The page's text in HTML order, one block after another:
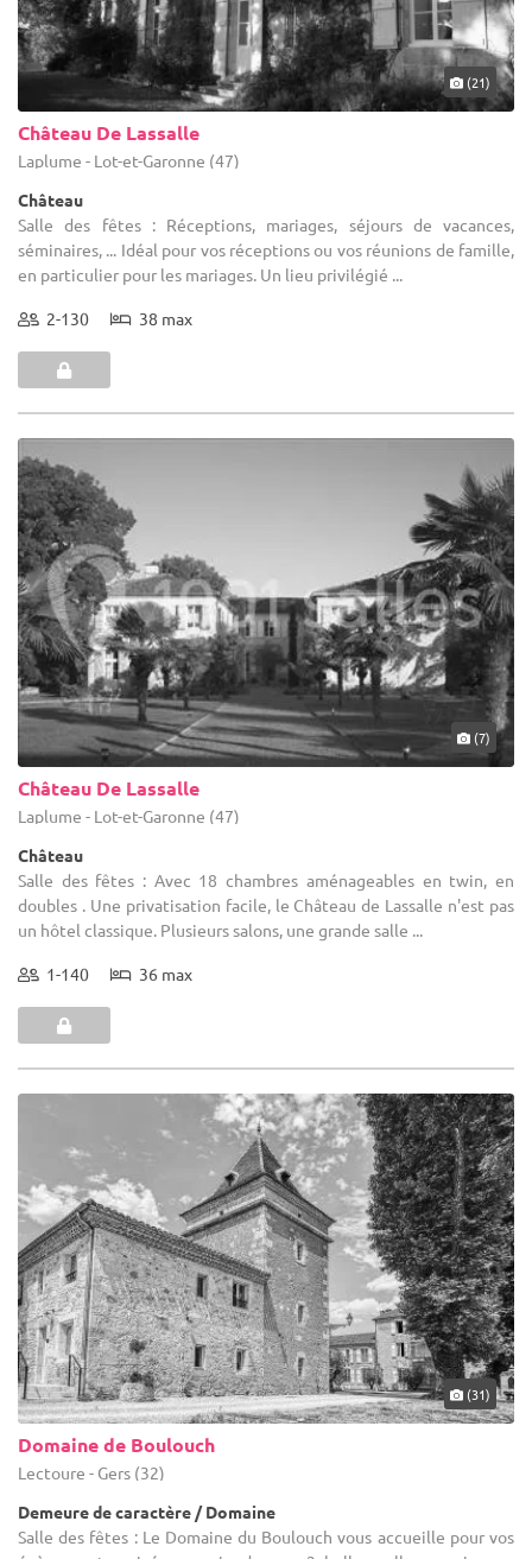
(21)
Château De Lassalle
Laplume - Lot-et-Garonne (47)
Château
Salle des fêtes : Réceptions, mariages, séjours de vacances,
séminaires, ... Idéal pour vos réceptions ou vos réunions de famille,
en particulier pour les mariages. Un lieu privilégié ...
2-130 38 max
(7)
Château De Lassalle
Laplume - Lot-et-Garonne (47)
Château
Salle des fêtes : Avec 18 chambres aménageables en twin, en
doubles . Une privatisation facile, le Château de Lassalle n'est pas
un hôtel classique. Plusieurs salons, une grande salle ...
1-140 36 max
(31)
Domaine de Boulouch
Lectoure - Gers (32)
Demeure de caractère / Domaine
Salle des fêtes : Le Domaine du Boulouch vous accueille pour vos